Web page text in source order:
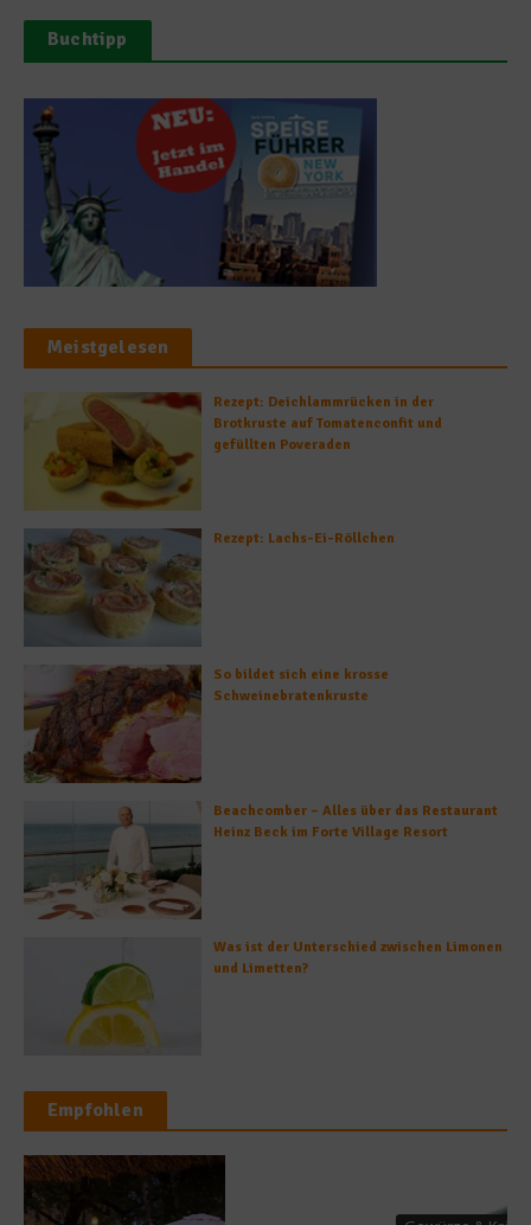
Buchtipp
Meistgelesen
Rezept: Deichlammrücken in der
Brotkruste auf Tomatenconfit und
gefüllten Poveraden
Rezept: Lachs-Ei-Röllchen
So bildet sich eine krosse
Schweinebratenkruste
Beachcomber – Alles über das Restaurant
Heinz Beck im Forte Village Resort
Was ist der Unterschied zwischen Limonen
und Limetten?
Empfohlen